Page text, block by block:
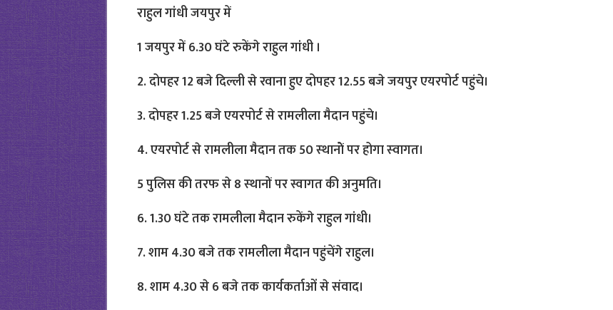
राहुल गांधी जयपुर में
1 जयपुर में 6.30 घंटे रुकेंगे राहुल गांधी ।
2. दोपहर 12 बजे दिल्ली से रवाना हुए दोपहर 12.55 बजे जयपुर एयरपोर्ट पहुंचे।
3. दोपहर 1.25 बजे एयरपोर्ट से रामलीला मैदान पहुंचे।
4. एयरपोर्ट से रामलीला मैदान तक 50 स्‍थानाेें पर होगा स्‍वागत।
5 पुलिस की तरफ से 8 स्‍थानों पर स्वागत की अनुमति।
6. 1.30 घंटे तक रामलीला मैदान रुकेंगे राहुल गांधी।
7. शाम 4.30 बजे तक रामलीला मैदान पहुंचेंगे राहुल।
8. शाम 4.30 से 6 बजे तक कार्यकर्ताओंं से संवाद।